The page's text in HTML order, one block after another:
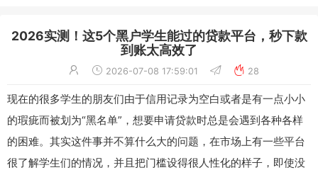
2026实测！这5个黑户学生能过的贷款平台，秒下款
到账太高效了
2026-07-08 17:59:01 28
现在的很多学生的朋友们由于信用记录为空白或者是有一点小小
的瑕疵而被划为“黑名单”，想要申请贷款时总是会遇到各种各样
的困难。其实这件事并不算什么大的问题，在市场上有一些平台
很了解学生们的情况，并且把门槛设得很人性化的样子，即使没